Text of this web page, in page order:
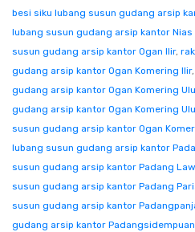
besi siku lubang susun gudang arsip
lubang susun gudang arsip kantor Nias
susun gudang arsip kantor Ogan Ilir,
gudang arsip kantor Ogan Komering Ilir,
gudang arsip kantor Ogan Komering Ulu
gudang arsip kantor Ogan Komering
susun gudang arsip kantor Ogan
lubang susun gudang arsip kantor
susun gudang arsip kantor Padang
susun gudang arsip kantor Padang
susun gudang arsip kantor
gudang arsip kantor Padangsidempuan